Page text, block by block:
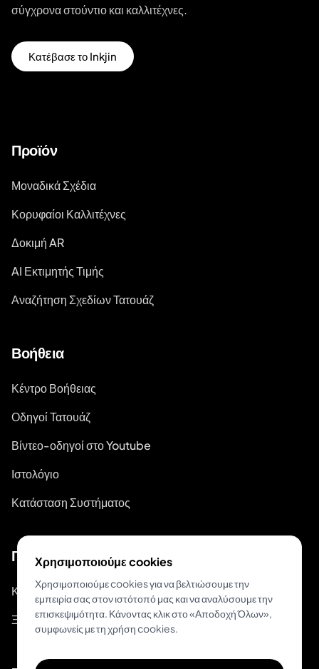
σύγχρονα στούντιο και καλλιτέχνες.
Κατέβασε το Inkjin
Προϊόν
Μοναδικά Σχέδια
Κορυφαίοι Καλλιτέχνες
Δοκιμή AR
AI Εκτιμητής Τιμής
Αναζήτηση Σχεδίων Τατουάζ
Βοήθεια
Κέντρο Βοήθειας
Οδηγοί Τατουάζ
Βίντεο-οδηγοί στο Youtube
Ιστολόγιο
Κατάσταση Συστήματος
Για Tattoo Artists
Κράτηση & Πληρωμή
Ξεκινήστε Κρατήσεις
Χρησιμοποιούμε cookies
Χρησιμοποιούμε cookies για να βελτιώσουμε την
εμπειρία σας στον ιστότοπό μας και να αναλύσουμε την
επισκεψιμότητα. Κάνοντας κλικ στο «Αποδοχή Όλων»,
συμφωνείς με τη χρήση cookies.